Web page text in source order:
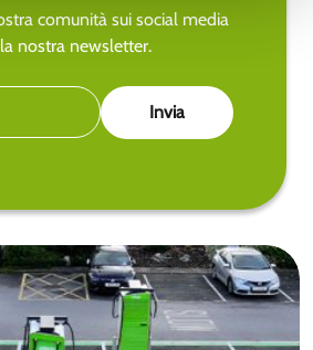
comunità sui social media
nostra newsletter.